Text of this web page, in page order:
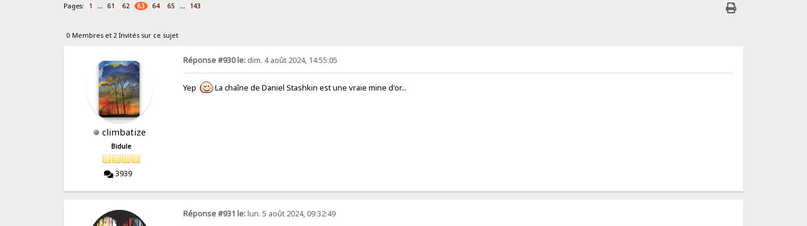
Pages: 1 ... 61 62 63 64 65 ... 143
0 Membres et 2 Invités sur ce sujet
climbatize
Bidule
3939
Réponse #930 le: dim. 4 août 2024, 14:55:05
Yep La chaîne de Daniel Stashkin est une vraie mine d'or...
Réponse #931 le:lun. 5 août 2024, 09:32:49